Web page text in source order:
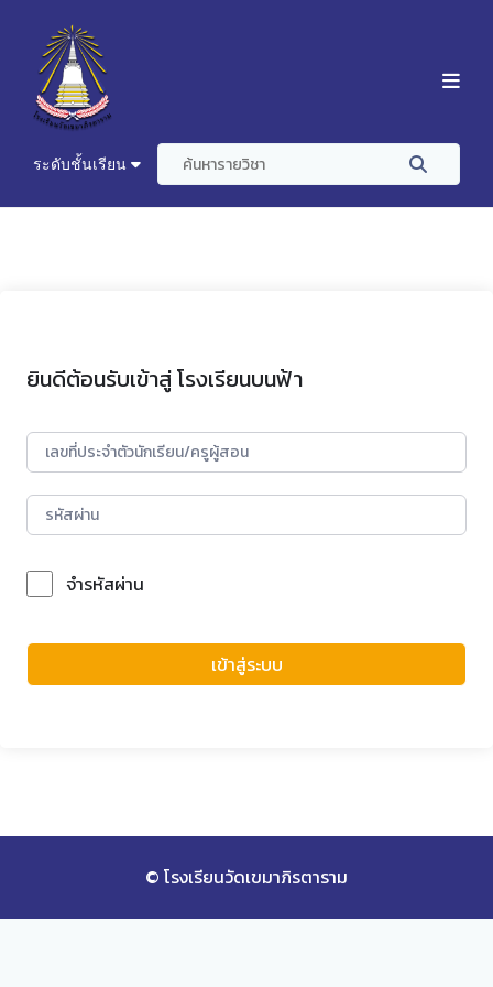
ระดับชั้นเรียน
ยินดีต้อนรับเข้าสู่ โรงเรียนบนฟ้า
จำรหัสผ่าน
เข้าสู่ระบบ
© โรงเรียนวัดเขมาภิรตาราม